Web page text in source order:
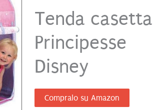
Tenda casetta
Principesse
Disney
Compralo su Amazon